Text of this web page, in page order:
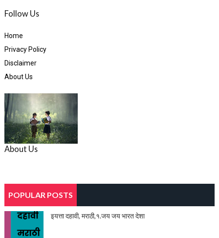
Follow Us
Home
Privacy Policy
Disclaimer
About Us
About Us
POPULAR POSTS
इयत्ता दहावी, मराठी,१.जय जय भारत देशा